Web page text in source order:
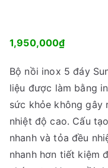
1,950,000₫
Bộ nồi inox 5 đáy
liệu được làm bằng
sức khỏe không gây
nhiệt độ cao. Cấu
nhanh và tỏa đều
nhanh hơn tiết kiệm